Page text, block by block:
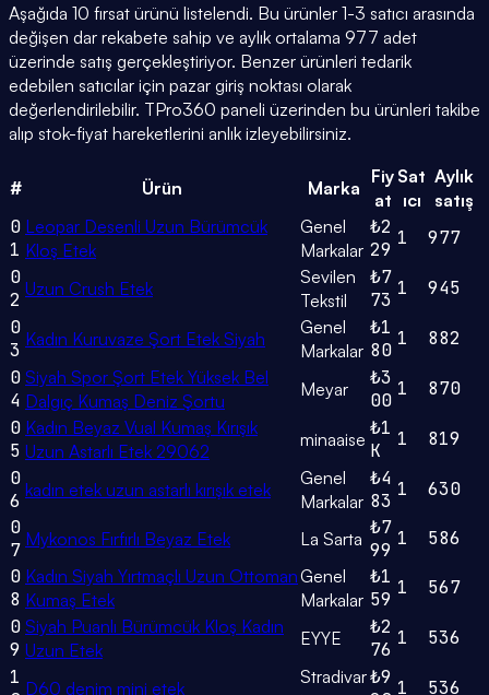
Aşağıda 10 fırsat ürünü listelendi. Bu ürünler 1-3 satıcı arasında
değişen dar rekabete sahip ve aylık ortalama 977 adet
üzerinde satış gerçekleştiriyor. Benzer ürünleri tedarik
edebilen satıcılar için pazar giriş noktası olarak
değerlendirilebilir. TPro360 paneli üzerinden bu ürünleri takibe
alıp stok-fiyat hareketlerini anlık izleyebilirsiniz.
# Ürün Marka
Fiy
at
Sat
ıcı
Aylık
satış
0
1
Leopar Desenli Uzun Bürümcük
Kloş Etek
Genel
Markalar
₺2
29
1
977
0
2 Uzun Crush Etek
Sevilen
Tekstil
₺7
73
1
945
0
3 Kadın Kuruvaze Şort Etek Siyah
Genel
Markalar
₺1
80
1
882
0
4
Siyah Spor Şort Etek Yüksek Bel
Dalgıç Kumaş Deniz Şortu
Meyar
₺3
00
1
870
0
5
Kadın Beyaz Vual Kumaş Kırışık
Uzun Astarlı Etek 29062
minaaise ₺1
K
1
819
0
6 kadın etek uzun astarlı kırışık etek
Genel
Markalar
₺4
83
1
630
0
7 Mykonos Fırfırlı Beyaz Etek La Sarta ₺7
99
1
586
0
8
Kadın Siyah Yırtmaçlı Uzun Ottoman
Kumaş Etek
Genel
Markalar
₺1
59
1
567
0
9
Siyah Puanlı Bürümcük Kloş Kadın
Uzun Etek
EYYE
₺2
76
1
536
1 D60 denim mini etek
Stradivar₺9 1
536